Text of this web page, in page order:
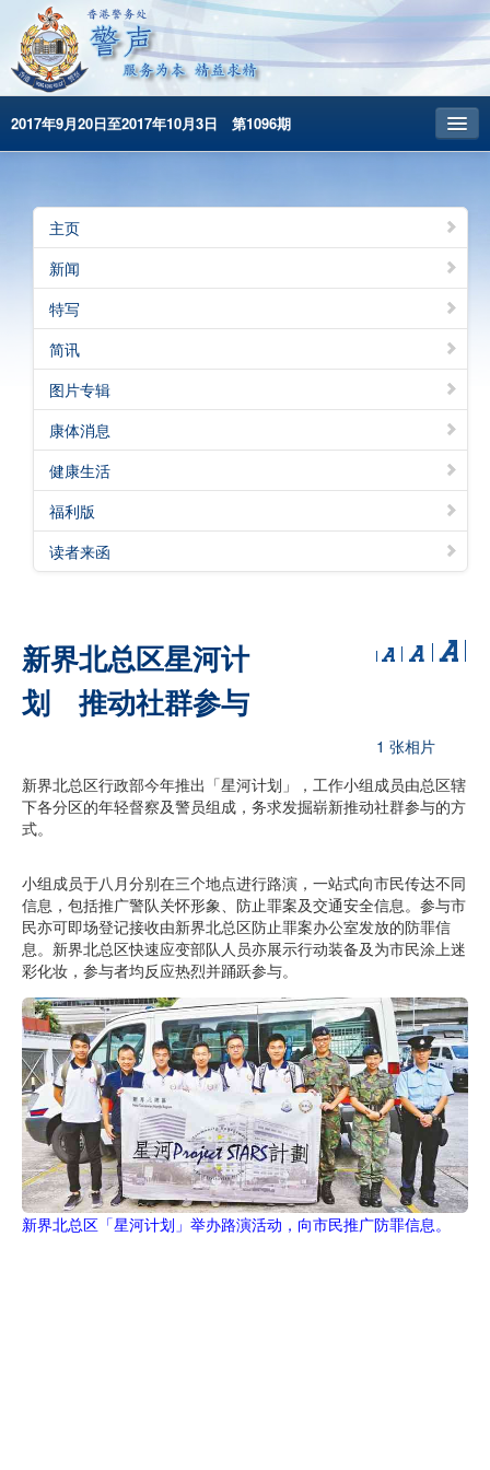
2017年9月20日至2017年10月3日 第1096期
昔日警声
警务处主页
繁體版
English
主页
新闻
特写
简讯
图片专辑
康体消息
健康生活
福利版
读者来函
新界北总区星河计
划 推动社群参与
1 张相片
新界北总区行政部今年推出「星河计划」，工作小组成员由总区辖
下各分区的年轻督察及警员组成，务求发掘崭新推动社群参与的方
式。
小组成员于八月分别在三个地点进行路演，一站式向市民传达不同
信息，包括推广警队关怀形象、防止罪案及交通安全信息。参与市
民亦可即场登记接收由新界北总区防止罪案办公室发放的防罪信
息。新界北总区快速应变部队人员亦展示行动装备及为市民涂上迷
彩化妆，参与者均反应热烈并踊跃参与。
新界北总区「星河计划」举办路演活动，向市民推广防罪信息。